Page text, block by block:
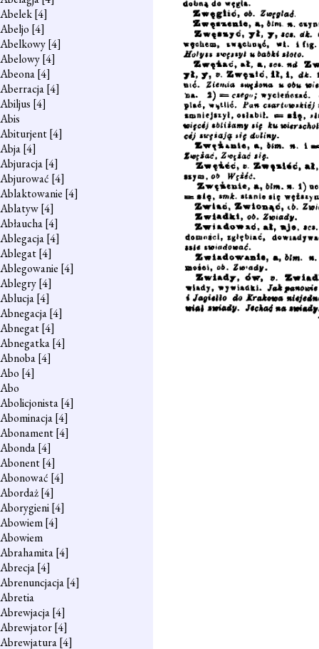
Abelek[4]
Abeljo [4]
Abelkowy[4]
Abelowy[4]
Abeona[4]
Aberracja[4]
Abiljus [4]
Abis
Abiturjent[4]
Abja[4]
Abjuracja[4]
Abjurować [4]
Ablaktowanie [4]
Ablatyw[4]
Abłaucha[4]
Ablegacja[4]
Ablegat[4]
Ablegowanie [4]
Ablegry[4]
Ablucja[4]
Abnegacja[4]
Abnegat[4]
Abnegatka[4]
Abnoba[4]
Abo [4]
Abo
Abolicjonista[4]
Abominacja[4]
Abonament[4]
Abonda[4]
Abonent[4]
Abonować [4]
Abordaż[4]
Aborygieni[4]
Abowiem[4]
Abowiem
Abrahamita[4]
Abrecja[4]
Abrenuncjacja[4]
Abretia
Abrewjacja[4]
Abrewjator[4]
Abrewjatura[4]